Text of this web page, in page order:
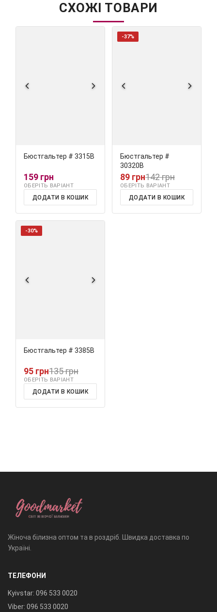
СХОЖІ ТОВАРИ
Бюстгальтер # 3315В
159 грн
ОБЕРІТЬ ВАРІАНТ
ДОДАТИ В КОШИК
-37%
Бюстгальтер #
30320В
89 грн142 грн
ОБЕРІТЬ ВАРІАНТ
ДОДАТИ В КОШИК
-30%
Бюстгальтер # 3385В
95 грн135 грн
ОБЕРІТЬ ВАРІАНТ
ДОДАТИ В КОШИК
Жіноча білизна оптом та в роздріб. Швидка доставка по
Україні.
ТЕЛЕФОНИ
Kyivstar: 096 533 0020
Viber: 096 533 0020